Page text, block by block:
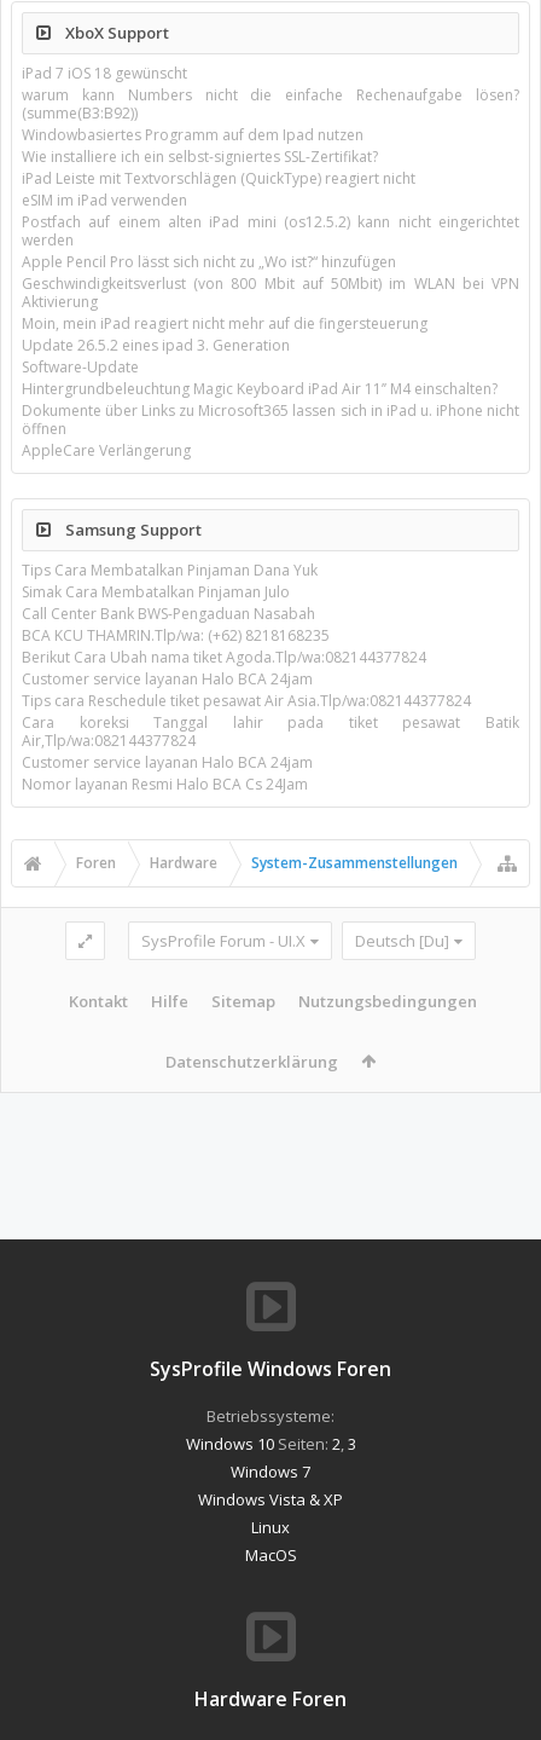
XboX Support
iPad 7 iOS 18 gewünscht
warum kann Numbers nicht die einfache Rechenaufgabe lösen?
(summe(B3:B92))
Windowbasiertes Programm auf dem Ipad nutzen
Wie installiere ich ein selbst-signiertes SSL-Zertifikat?
iPad Leiste mit Textvorschlägen (QuickType) reagiert nicht
eSIM im iPad verwenden
Postfach auf einem alten iPad mini (os12.5.2) kann nicht eingerichtet
werden
Apple Pencil Pro lässt sich nicht zu „Wo ist?“ hinzufügen
Geschwindigkeitsverlust (von 800 Mbit auf 50Mbit) im WLAN bei VPN
Aktivierung
Moin, mein iPad reagiert nicht mehr auf die fingersteuerung
Update 26.5.2 eines ipad 3. Generation
Software-Update
Hintergrundbeleuchtung Magic Keyboard iPad Air 11’’ M4 einschalten?
Dokumente über Links zu Microsoft365 lassen sich in iPad u. iPhone nicht
öffnen
AppleCare Verlängerung
Samsung Support
Tips Cara Membatalkan Pinjaman Dana Yuk
Simak Cara Membatalkan Pinjaman Julo
Call Center Bank BWS-Pengaduan Nasabah
BCA KCU THAMRIN.Tlp/wa: (+62) 8218168235
Berikut Cara Ubah nama tiket Agoda.Tlp/wa:082144377824
Customer service layanan Halo BCA 24jam
Tips cara Reschedule tiket pesawat Air Asia.Tlp/wa:082144377824
Cara koreksi Tanggal lahir pada tiket pesawat Batik
Air,Tlp/wa:082144377824
Customer service layanan Halo BCA 24jam
Nomor layanan Resmi Halo BCA Cs 24Jam
Foren Hardware System-Zusammenstellungen
SysProfile Forum - UI.X Deutsch [Du]
Kontakt Hilfe Sitemap Nutzungsbedingungen
Datenschutzerklärung
SysProfile Windows Foren
Betriebssysteme:
Windows 10Seiten: 2,3
Windows 7
Windows Vista & XP
Linux
MacOS
Hardware Foren